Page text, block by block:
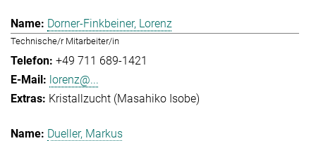
Dorner-Finkbeiner, Lorenz
Technische/r Mitarbeiter/in
+49 711 689-1421
lorenz@...
Kristallzucht (Masahiko Isobe)
Dueller, Markus